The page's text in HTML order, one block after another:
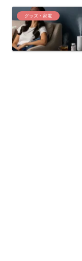
グッズ・家電